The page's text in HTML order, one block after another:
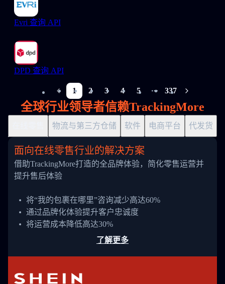
Evri 查询 API
DPD 查询 API
1 2 3 4 5
More pages
337
全球行业领导者信赖TrackingMore
物流与第三方仓储 软件 电商平台 代发货
面向在线零售行业的解决方案
借助TrackingMore打造的全品牌体验，简化零售运营并
提升售后体验
将“我的包裹在哪里”咨询减少高达60%
通过品牌化体验提升客户忠诚度
将运营成本降低高达30%
了解更多